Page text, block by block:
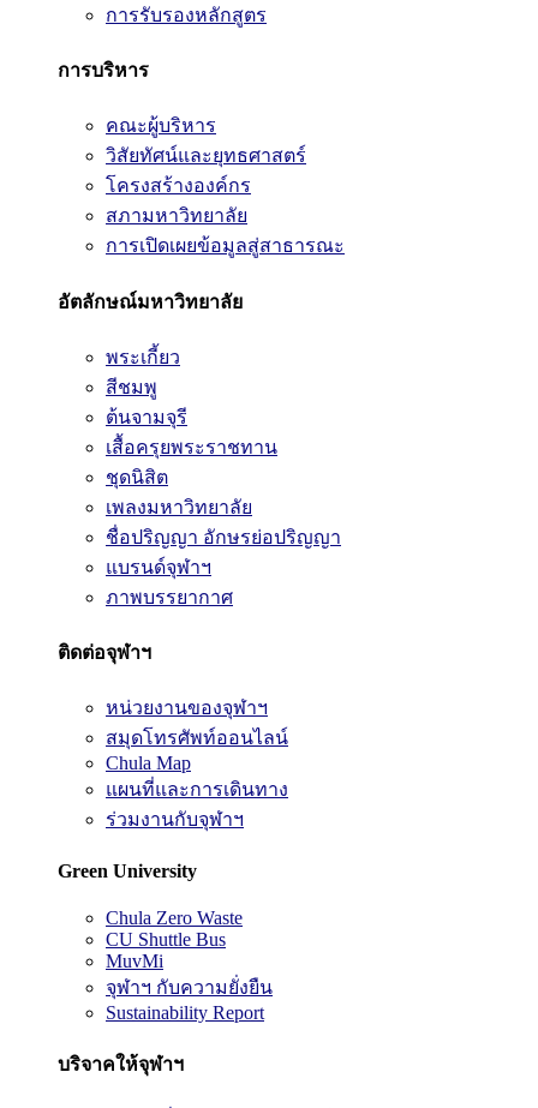
การรับรองหลักสูตร
การบริหาร
คณะผู้บริหาร
วิสัยทัศน์และยุทธศาสตร์
โครงสร้างองค์กร
สภามหาวิทยาลัย
การเปิดเผยข้อมูลสู่สาธารณะ
อัตลักษณ์มหาวิทยาลัย
พระเกี้ยว
สีชมพู
ต้นจามจุรี
เสื้อครุยพระราชทาน
ชุดนิสิต
เพลงมหาวิทยาลัย
ชื่อปริญญา อักษรย่อปริญญา
แบรนด์จุฬาฯ
ภาพบรรยากาศ
ติดต่อจุฬาฯ
หน่วยงานของจุฬาฯ
สมุดโทรศัพท์ออนไลน์
Chula Map
แผนที่และการเดินทาง
ร่วมงานกับจุฬาฯ
Green University
Chula Zero Waste
CU Shuttle Bus
MuvMi
จุฬาฯ กับความยั่งยืน
Sustainability Report
บริจาคให้จุฬาฯ